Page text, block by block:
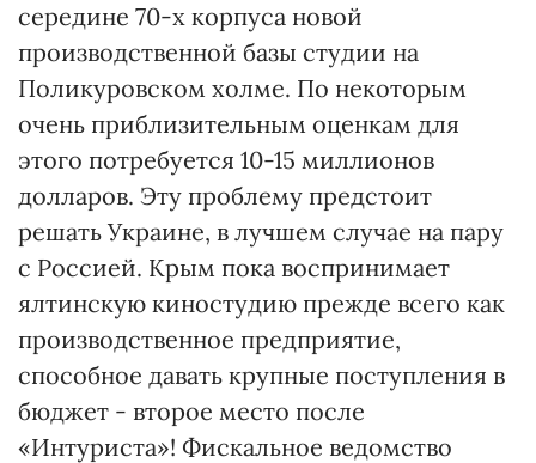
середине 70-х корпуса новой
производственной базы студии на
Поликуровском холме. По некоторым
очень приблизительным оценкам для
этого потребуется 10-15 миллионов
долларов. Эту проблему предстоит
решать Украине, в лучшем случае на пару
с Россией. Крым пока воспринимает
ялтинскую киностудию прежде всего как
производственное предприятие,
способное давать крупные поступления в
бюджет - второе место после
«Интуриста»! Фискальное ведомство